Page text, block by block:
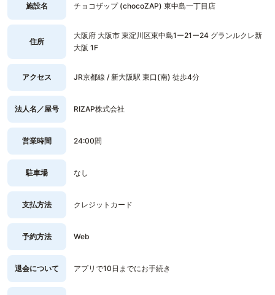
施設名 チョコザップ (chocoZAP) 東中島一丁目店
住所
大阪府 大阪市 東淀川区東中島1ー21ー24 グランルクレ新
大阪 1F
アクセス JR京都線 / 新大阪駅 東口(南) 徒歩4分
法人名／屋号 RIZAP株式会社
営業時間 24:00間
駐車場 なし
支払方法 クレジットカード
予約方法 Web
退会について アプリで10日までにお手続き